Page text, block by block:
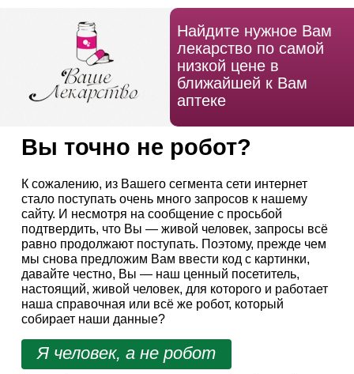
Найдите нужное Вам
лекарство по самой
низкой цене в
ближайшей к Вам
аптеке
Вы точно не робот?
К сожалению, из Вашего сегмента сети интернет
стало поступать очень много запросов к нашему
сайту. И несмотря на сообщение с просьбой
подтвердить, что Вы — живой человек, запросы всё
равно продолжают поступать. Поэтому, прежде чем
мы снова предложим Вам ввести код с картинки,
давайте честно, Вы — наш ценный посетитель,
настоящий, живой человек, для которого и работает
наша справочная или всё же робот, который
собирает наши данные?
Я человек, а не робот